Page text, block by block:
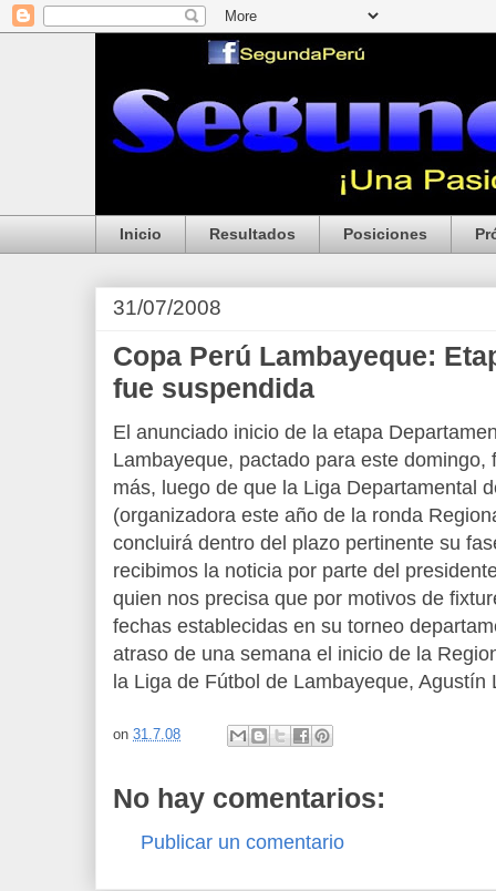
Inicio Resultados Posiciones
31/07/2008
Copa Perú Lambayeque:
fue suspendida
El anunciado inicio de la etapa
Lambayeque, pactado para este domingo,
más, luego de que la Liga Departamental
(organizadora este año de la ronda
concluirá dentro del plazo pertinente su
recibimos la noticia por parte del
quien nos precisa que por motivos de
fechas establecidas en su torneo
atraso de una semana el inicio de la
la Liga de Fútbol de Lambayeque, Agustín
on 31.7.08
No hay comentarios:
Publicar un comentario